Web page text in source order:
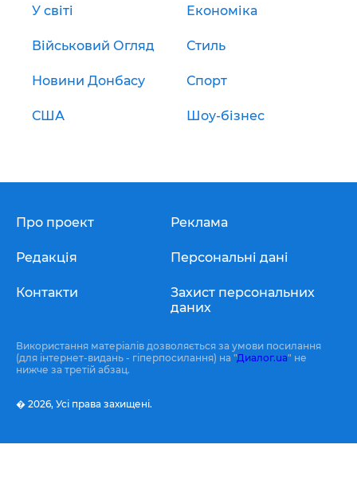
У світі Економіка
Військовий Огляд Стиль
Новини Донбасу Спорт
США Шоу-бізнес
Про проект
Редакція
Контакти
Реклама
Персональні дані
Захист персональних
даних
Використання матеріалів дозволяється за умови посилання
(для інтернет-видань - гіперпосилання) на "Диалог.ua" не
нижче за третій абзац.
� 2026, Усі права захищені.